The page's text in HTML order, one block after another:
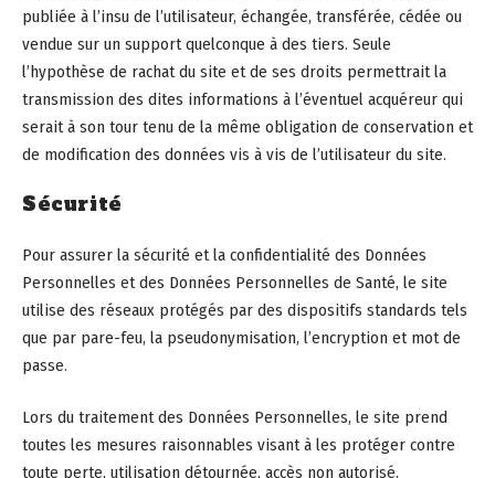
publiée à l’insu de l’utilisateur, échangée, transférée, cédée ou
vendue sur un support quelconque à des tiers. Seule
l’hypothèse de rachat du site et de ses droits permettrait la
transmission des dites informations à l’éventuel acquéreur qui
serait à son tour tenu de la même obligation de conservation et
de modification des données vis à vis de l’utilisateur du site.
Sécurité
Pour assurer la sécurité et la confidentialité des Données
Personnelles et des Données Personnelles de Santé, le site
utilise des réseaux protégés par des dispositifs standards tels
que par pare-feu, la pseudonymisation, l’encryption et mot de
passe.
Lors du traitement des Données Personnelles, le site prend
toutes les mesures raisonnables visant à les protéger contre
toute perte, utilisation détournée, accès non autorisé,